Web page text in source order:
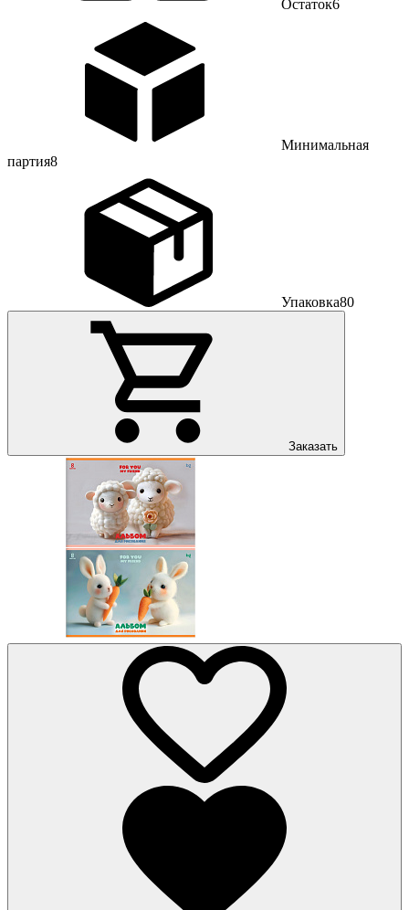
Остаток6
Минимальная
партия8
Упаковка80
Заказать